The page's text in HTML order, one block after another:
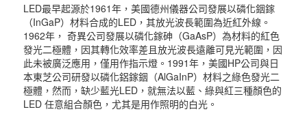
LED最早起源於1961年，美國德州儀器公司發展以磷化銦鎵
（InGaP）材料合成的LED，其放光波長範圍為近紅外線。
1962年， 奇異公司發展以磷化鎵砷（GaAsP）為材料的紅色
發光二極體，因其轉化效率差且放光波長遠離可見光範圍，因
此未被廣泛應用，僅用作指示燈。1991年，美國HP公司與日
本東芝公司研發以磷化鋁鎵銦（AlGaInP）材料之綠色發光二
極體，然而，缺少藍光LED，就無法以藍、綠與紅三種顏色的
LED 任意組合顏色，尤其是用作照明的白光。